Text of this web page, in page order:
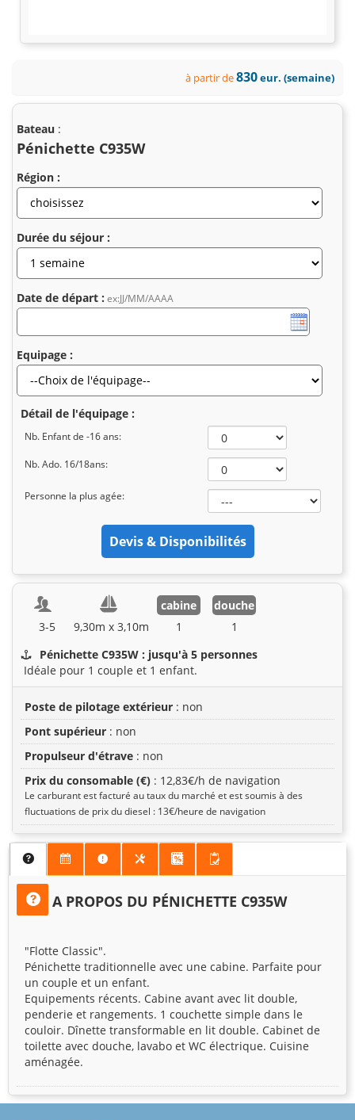
à partir de830eur. (semaine)
Bateau :
Pénichette C935W
Région :
Durée du séjour :
Date de départ : ex:JJ/MM/AAAA
Equipage :
Détail de l'équipage :
Nb. Enfant de -16 ans:
Nb. Ado. 16/18ans:
Personne la plus agée:
3-5 9,30m x 3,10m
cabine
1
douche
1
Pénichette C935W : jusqu'à 5 personnes
Idéale pour 1 couple et 1 enfant.
Poste de pilotage extérieur : non
Pont supérieur : non
Propulseur d'étrave : non
Prix du consomable (€) : 12,83€/h de navigation
Le carburant est facturé au taux du marché et est soumis à des
fluctuations de prix du diesel : 13€/heure de navigation
A PROPOS DU PÉNICHETTE C935W
"Flotte Classic".
Pénichette traditionnelle avec une cabine. Parfaite pour
un couple et un enfant.
Equipements récents. Cabine avant avec lit double,
penderie et rangements. 1 couchette simple dans le
couloir. Dînette transformable en lit double. Cabinet de
toilette avec douche, lavabo et WC électrique. Cuisine
aménagée.